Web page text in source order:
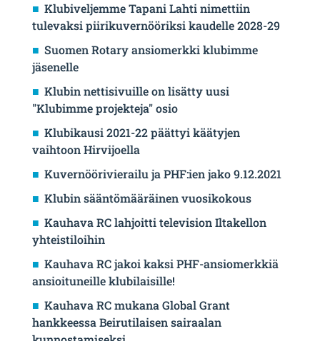
Klubiveljemme Tapani Lahti nimettiin
tulevaksi piirikuvernööriksi kaudelle 2028-29
Suomen Rotary ansiomerkki klubimme
jäsenelle
Klubin nettisivuille on lisätty uusi
"Klubimme projekteja" osio
Klubikausi 2021-22 päättyi käätyjen
vaihtoon Hirvijoella
Kuvernöörivierailu ja PHF:ien jako 9.12.2021
Klubin sääntömääräinen vuosikokous
Kauhava RC lahjoitti television Iltakellon
yhteistiloihin
Kauhava RC jakoi kaksi PHF-ansiomerkkiä
ansioituneille klubilaisille!
Kauhava RC mukana Global Grant
hankkeessa Beirutilaisen sairaalan